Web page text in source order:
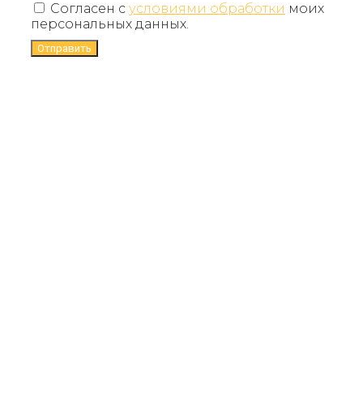
Согласен с условиями обработки моих
персональных данных.
Отправить